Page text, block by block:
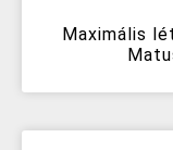
Maximális